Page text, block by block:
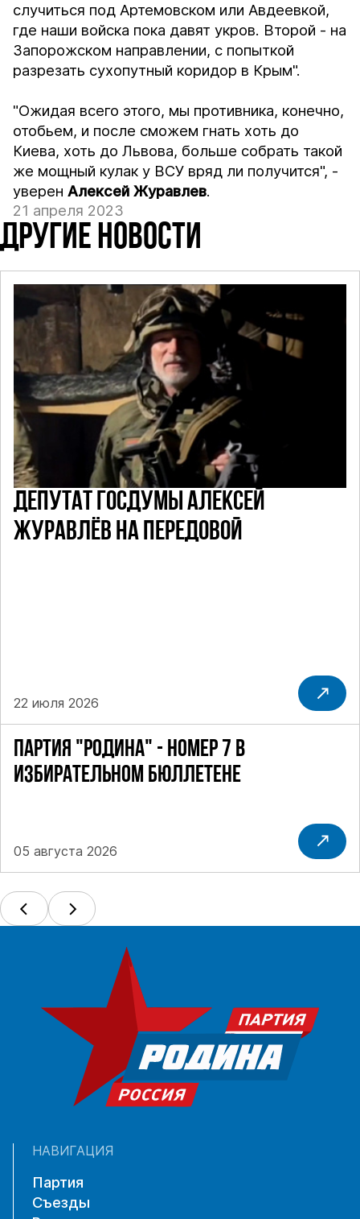
случиться под Артемовском или Авдеевкой,
где наши войска пока давят укров. Второй - на
Запорожском направлении, с попыткой
разрезать сухопутный коридор в Крым".
"Ожидая всего этого, мы противника, конечно,
отобьем, и после сможем гнать хоть до
Киева, хоть до Львова, больше собрать такой
же мощный кулак у ВСУ вряд ли получится", -
уверенАлексей Журавлев.
21 апреля 2023
ДРУГИЕ НОВОСТИ
ПАРТИЯ "РОДИНА" - НОМЕР 7 В
ИЗБИРАТЕЛЬНОМ БЮЛЛЕТЕНЕ
05 августа 2026
ДЕПУТАТ ГОСДУМЫ АЛЕКСЕЙ
ЖУРАВЛЁВ НА ПЕРЕДОВОЙ
22 июля 2026
НАВИГАЦИЯ
Партия
Съезды